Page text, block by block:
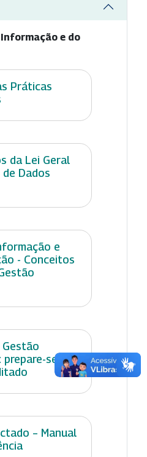
e do
Práticas
da Lei Geral
Dados
e
- Conceitos
se
– Manual